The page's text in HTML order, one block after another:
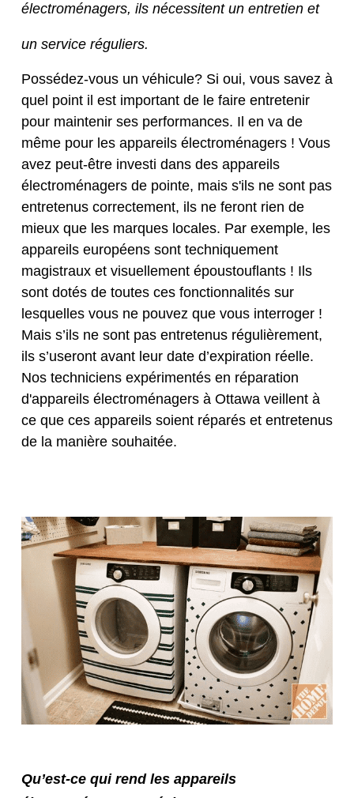
électroménagers, ils nécessitent un entretien et
un service réguliers.
Possédez-vous un véhicule? Si oui, vous savez à
quel point il est important de le faire entretenir
pour maintenir ses performances. Il en va de
même pour les appareils électroménagers ! Vous
avez peut-être investi dans des appareils
électroménagers de pointe, mais s'ils ne sont pas
entretenus correctement, ils ne feront rien de
mieux que les marques locales. Par exemple, les
appareils européens sont techniquement
magistraux et visuellement époustouflants ! Ils
sont dotés de toutes ces fonctionnalités sur
lesquelles vous ne pouvez que vous interroger !
Mais s’ils ne sont pas entretenus régulièrement,
ils s’useront avant leur date d’expiration réelle.
Nos techniciens expérimentés en réparation
d'appareils électroménagers à Ottawa veillent à
ce que ces appareils soient réparés et entretenus
de la manière souhaitée.
Qu’est-ce qui rend les appareils